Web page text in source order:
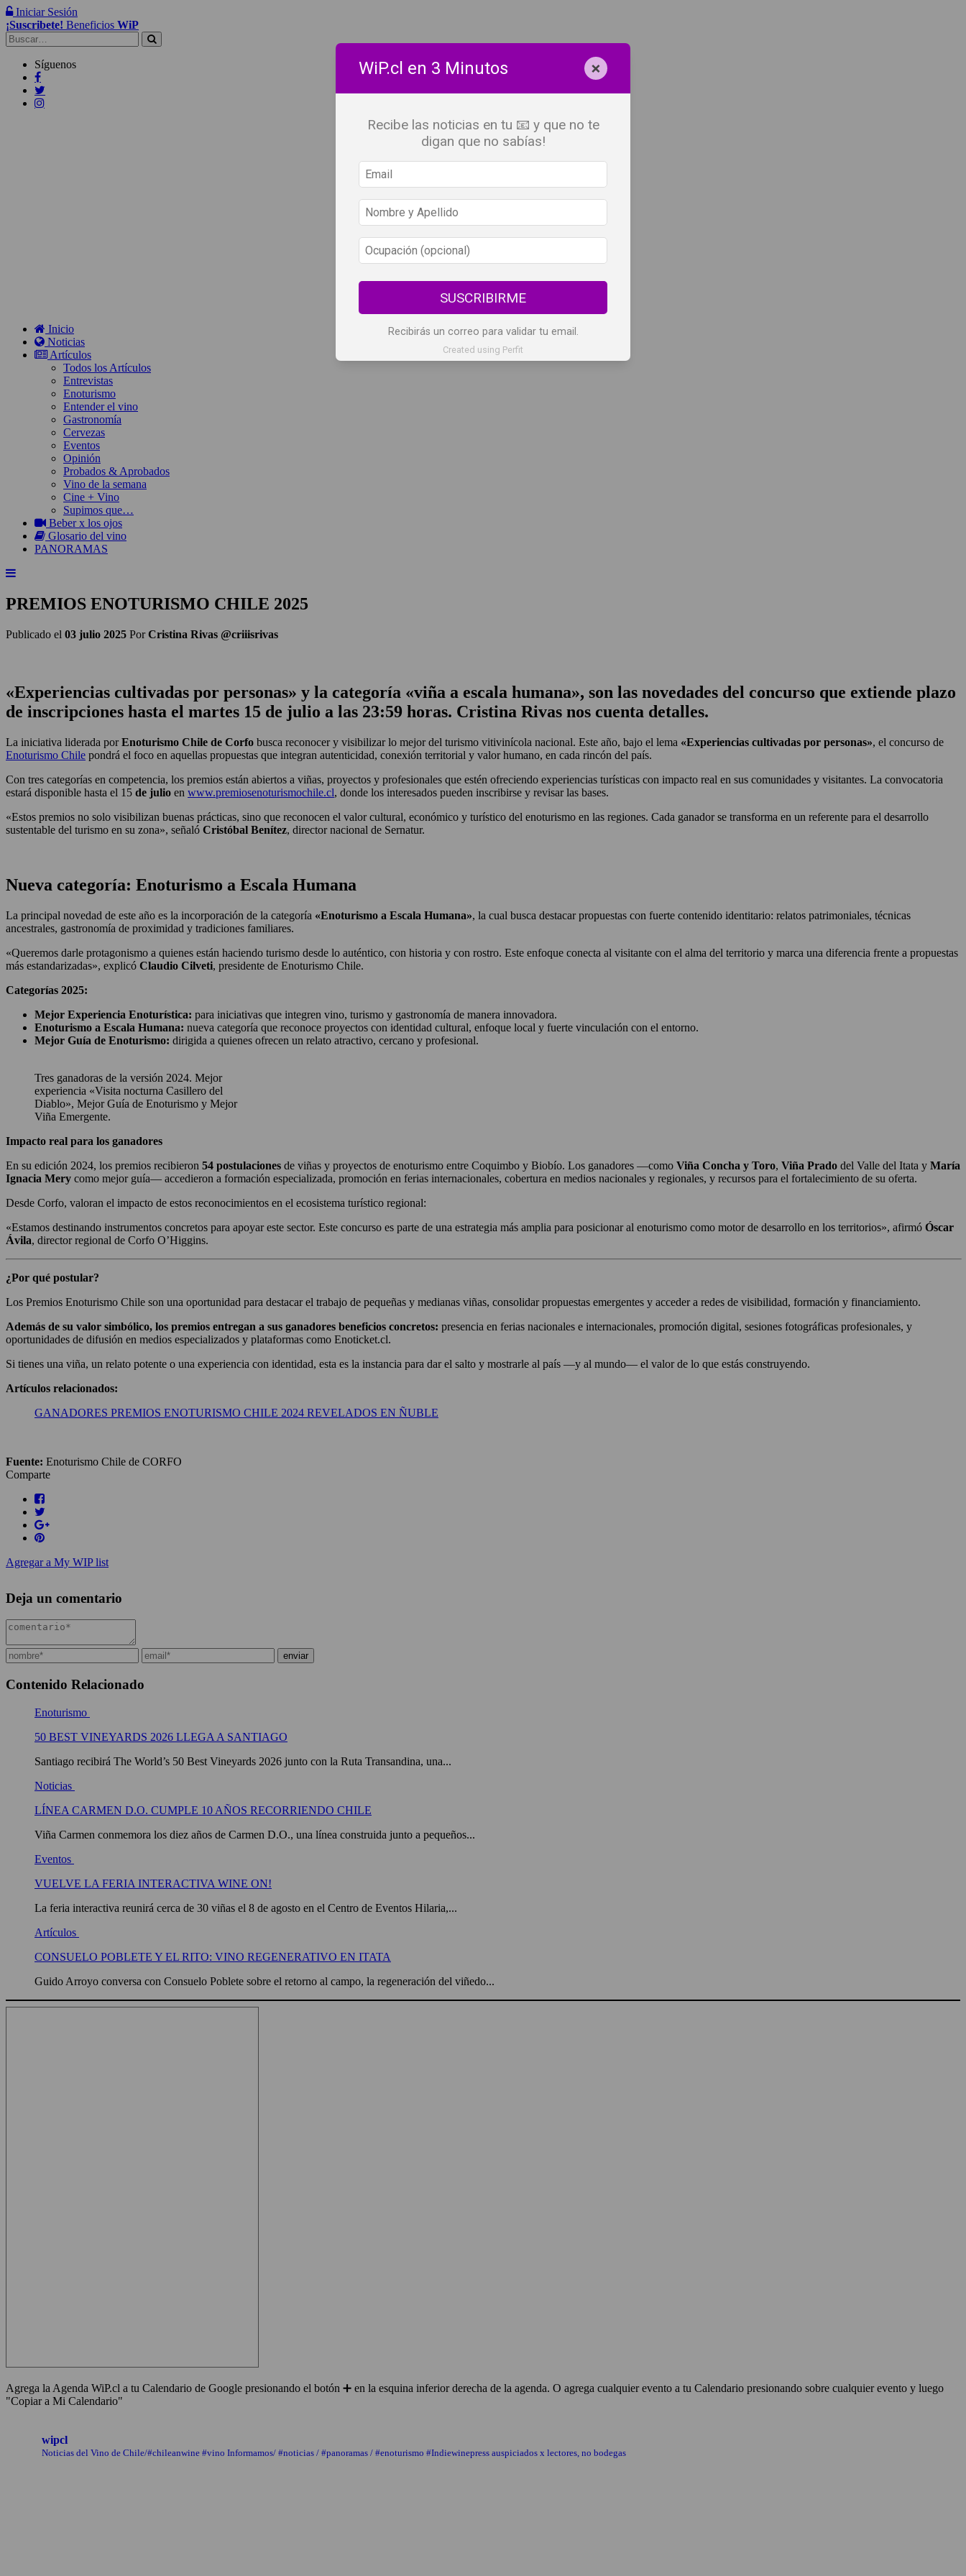
Iniciar Sesión
¡Suscribete! Beneficios WiP
Buscar:
Síguenos
Inicio
Noticias
Artículos
Todos los Artículos
Entrevistas
Enoturismo
Entender el vino
Gastronomía
Cervezas
Eventos
Opinión
Probados & Aprobados
Vino de la semana
Cine + Vino
Supimos que…
Beber x los ojos
Glosario del vino
PANORAMAS
PREMIOS ENOTURISMO CHILE 2025
Publicado el 03 julio 2025 PorCristina Rivas @criiisrivas
«Experiencias cultivadas por personas» y la categoría «viña a escala humana», son las novedades del concurso que extiende plazo
de inscripciones hasta el martes 15 de julio a las 23:59 horas. Cristina Rivas nos cuenta detalles.
La iniciativa liderada porEnoturismo Chile de Corfo busca reconocer y visibilizar lo mejor del turismo vitivinícola nacional. Este año, bajo el lema «Experiencias cultivadas por personas», el concurso de
Enoturismo Chile pondrá el foco en aquellas propuestas que integran autenticidad, conexión territorial y valor humano, en cada rincón del país.
Con tres categorías en competencia, los premios están abiertos a viñas, proyectos y profesionales que estén ofreciendo experiencias turísticas con impacto real en sus comunidades y visitantes. La convocatoria
estará disponible hasta el 15 de julio en www.premiosenoturismochile.cl, donde los interesados pueden inscribirse y revisar las bases.
«Estos premios no solo visibilizan buenas prácticas, sino que reconocen el valor cultural, económico y turístico del enoturismo en las regiones. Cada ganador se transforma en un referente para el desarrollo
sustentable del turismo en su zona», señaló Cristóbal Benítez, director nacional de Sernatur.
Nueva categoría: Enoturismo a Escala Humana
La principal novedad de este año es la incorporación de la categoría «Enoturismo a Escala Humana», la cual busca destacar propuestas con fuerte contenido identitario: relatos patrimoniales, técnicas
ancestrales, gastronomía de proximidad y tradiciones familiares.
«Queremos darle protagonismo a quienes están haciendo turismo desde lo auténtico, con historia y con rostro. Este enfoque conecta al visitante con el alma del territorio y marca una diferencia frente a propuestas
más estandarizadas», explicó Claudio Cilveti, presidente de Enoturismo Chile.
Categorías 2025:
Mejor Experiencia Enoturística: para iniciativas que integren vino, turismo y gastronomía de manera innovadora.
Enoturismo a Escala Humana: nueva categoría que reconoce proyectos con identidad cultural, enfoque local y fuerte vinculación con el entorno.
Mejor Guía de Enoturismo: dirigida a quienes ofrecen un relato atractivo, cercano y profesional.
Tres ganadoras de la versión 2024. Mejor
experiencia «Visita nocturna Casillero del
Diablo», Mejor Guía de Enoturismo y Mejor
Viña Emergente.
Impacto real para los ganadores
En su edición 2024, los premios recibieron 54 postulaciones de viñas y proyectos de enoturismo entre Coquimbo y Biobío. Los ganadores —como Viña Concha y Toro, Viña Prado del Valle del Itata y María
Ignacia Mery como mejor guía— accedieron a formación especializada, promoción en ferias internacionales, cobertura en medios nacionales y regionales, y recursos para el fortalecimiento de su oferta.
Desde Corfo, valoran el impacto de estos reconocimientos en el ecosistema turístico regional:
«Estamos destinando instrumentos concretos para apoyar este sector. Este concurso es parte de una estrategia más amplia para posicionar al enoturismo como motor de desarrollo en los territorios», afirmó Óscar
Ávila, director regional de Corfo O’Higgins.
¿Por qué postular?
Los Premios Enoturismo Chile son una oportunidad para destacar el trabajo de pequeñas y medianas viñas, consolidar propuestas emergentes y acceder a redes de visibilidad, formación y financiamiento.
Además de su valor simbólico, los premios entregan a sus ganadores beneficios concretos: presencia en ferias nacionales e internacionales, promoción digital, sesiones fotográficas profesionales, y
oportunidades de difusión en medios especializados y plataformas como Enoticket.cl.
Si tienes una viña, un relato potente o una experiencia con identidad, esta es la instancia para dar el salto y mostrarle al país —y al mundo— el valor de lo que estás construyendo.
Artículos relacionados:
GANADORES PREMIOS ENOTURISMO CHILE 2024 REVELADOS EN ÑUBLE
Fuente: Enoturismo Chile de CORFO
Comparte
Agregar a My WIP list
Deja un comentario
Contenido Relacionado
Enoturismo
50 BEST VINEYARDS 2026 LLEGA A SANTIAGO
Santiago recibirá The World’s 50 Best Vineyards 2026 junto con la Ruta Transandina, una...
Noticias
LÍNEA CARMEN D.O. CUMPLE 10 AÑOS RECORRIENDO CHILE
Viña Carmen conmemora los diez años de Carmen D.O., una línea construida junto a pequeños...
Eventos
VUELVE LA FERIA INTERACTIVA WINE ON!
La feria interactiva reunirá cerca de 30 viñas el 8 de agosto en el Centro de Eventos Hilaria,...
Artículos
CONSUELO POBLETE Y EL RITO: VINO REGENERATIVO EN ITATA
Guido Arroyo conversa con Consuelo Poblete sobre el retorno al campo, la regeneración del viñedo...
Agrega la Agenda WiP.cl a tu Calendario de Google presionando el botón ➕ en la esquina inferior derecha de la agenda. O agrega cualquier evento a tu Calendario presionando sobre cualquier evento y luego
"Copiar a Mi Calendario"
wipcl
Noticias del Vino de Chile/#chileanwine #vino Informamos/ #noticias / #panoramas / #enoturismo #Indiewinepress auspiciados x lectores, no bodegas
WiP.cl en 3 Minutos ×
Recibe las noticias en tu 📧 y que no te
digan que no sabías!
SUSCRIBIRME
Recibirás un correo para validar tu email.
Created using Perfit